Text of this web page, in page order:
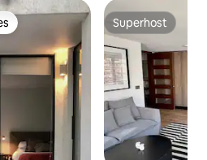
dos hóspedes Superhost
Superhost